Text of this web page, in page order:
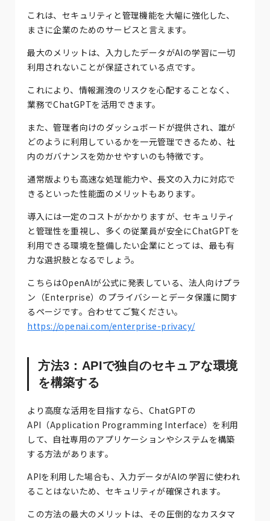
これは、セキュリティと管理機能を大幅に強化した、
まさに企業のためのサービスと言えます。
最大のメリットは、入力したデータがAIの学習に一切
利用されないことが保証されている点です。
これにより、情報漏洩のリスクを心配することなく、
業務でChatGPTを活用できます。
また、管理者向けのダッシュボードが提供され、誰が
どのように利用しているかを一元管理できるため、社
内のガバナンスを効かせやすいのも特徴です。
通常版よりも高速な処理能力や、長文の入力に対応で
きるといった性能面のメリットもあります。
導入には一定のコストがかかりますが、セキュリティ
と管理性を重視し、多くの従業員が安全にChatGPTを
利用できる環境を整備したい企業にとっては、最も有
力な選択肢となるでしょう。
こちらはOpenAIが公式に発表している、法人向けプラ
ン（Enterprise）のプライバシーとデータ保護に関す
るページです。合わせてご覧ください。
https://openai.com/enterprise-privacy/
方法3：APIで独自のセキュアな環境
を構築する
より高度な活用を目指すなら、ChatGPTの
API（Application Programming Interface）を利用
して、自社専用のアプリケーションやシステムを構築
する方法があります。
APIを利用した場合も、入力データがAIの学習に使われ
ることはないため、セキュリティが確保されます。
この方法の最大のメリットは、その圧倒的なカスタマ